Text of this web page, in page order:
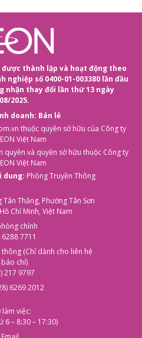
được thành lập và hoạt động theo
nghiệp số 0400-01-003380 lần đầu
nhận thay đổi lần thứ 13 ngày
2025.
doanh: Bán lẻ
thuộc quyền sở hữu của Công ty
Việt Nam
quyền và quyền sở hữu thuộc Công ty
Việt Nam
dung: Phòng Truyền Thông
Thắng, Phường Tân Sơn
Chí Minh, Việt Nam
chính
6288 7711
(Chỉ dành cho liên hệ
chí)
217 9797
6269 2012
làm việc:
6 – 8:30 – 17:30)